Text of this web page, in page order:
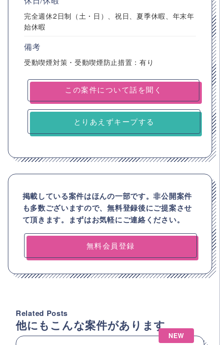
完全週休2日制（土・日）、祝日、夏季休暇、年末年
始休暇
備考
受動喫煙対策・受動喫煙防止措置：有り
とりあえずキープする
掲載している案件はほんの一部です。非公開案件
も多数ございますので、無料登録後にご提案させ
て頂きます。まずはお気軽にご連絡ください。
無料会員登録
Related Posts
他にもこんな案件があります
NEW